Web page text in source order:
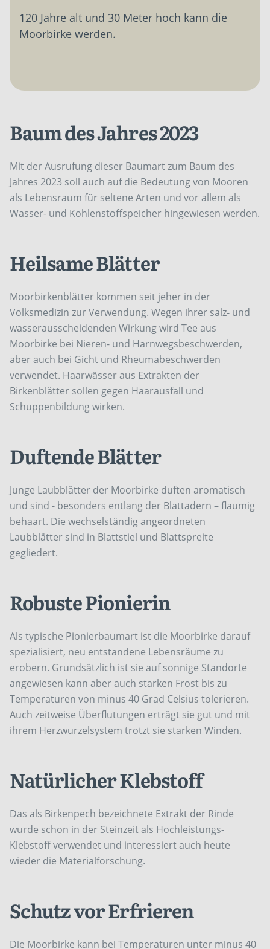
120 Jahre alt und 30 Meter hoch kann die
Moorbirke werden.
Baum des Jahres 2023
Mit der Ausrufung dieser Baumart zum Baum des
Jahres 2023 soll auch auf die Bedeutung von Mooren
als Lebensraum für seltene Arten und vor allem als
Wasser- und Kohlenstoffspeicher hingewiesen werden.
Heilsame Blätter
Moorbirkenblätter kommen seit jeher in der
Volksmedizin zur Verwendung. Wegen ihrer salz- und
wasserausscheidenden Wirkung wird Tee aus
Moorbirke bei Nieren- und Harnwegsbeschwerden,
aber auch bei Gicht und Rheumabeschwerden
verwendet. Haarwässer aus Extrakten der
Birkenblätter sollen gegen Haarausfall und
Schuppenbildung wirken.
Duftende Blätter
Junge Laubblätter der Moorbirke duften aromatisch
und sind - besonders entlang der Blattadern – flaumig
behaart. Die wechselständig angeordneten
Laubblätter sind in Blattstiel und Blattspreite
gegliedert.
Robuste Pionierin
Als typische Pionierbaumart ist die Moorbirke darauf
spezialisiert, neu entstandene Lebensräume zu
erobern. Grundsätzlich ist sie auf sonnige Standorte
angewiesen kann aber auch starken Frost bis zu
Temperaturen von minus 40 Grad Celsius tolerieren.
Auch zeitweise Überflutungen erträgt sie gut und mit
ihrem Herzwurzelsystem trotzt sie starken Winden.
Natürlicher Klebstoff
Das als Birkenpech bezeichnete Extrakt der Rinde
wurde schon in der Steinzeit als Hochleistungs-
Klebstoff verwendet und interessiert auch heute
wieder die Materialforschung.
Schutz vor Erfrieren
Die Moorbirke kann bei Temperaturen unter minus 40